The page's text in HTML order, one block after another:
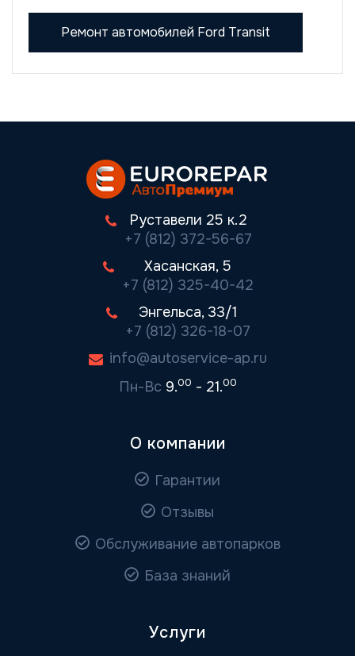
Ремонт автомобилей Ford Transit
Руставели 25 к.2
+7 (812) 372-56-67
Хасанская, 5
+7 (812) 325-40-42
Энгельса, 33/1
+7 (812) 326-18-07
info@autoservice-ap.ru
Пн-Вс 9.00 - 21.00
О компании
Гарантии
Отзывы
Обслуживание автопарков
База знаний
Услуги